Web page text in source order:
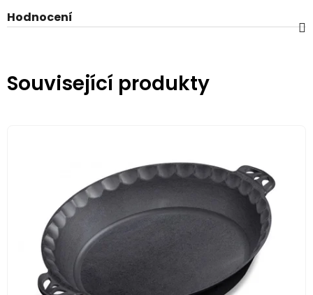
Hodnocení
Související produkty